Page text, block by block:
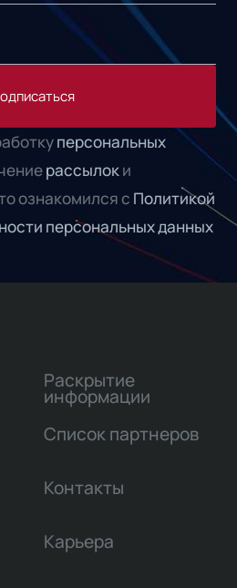
персональных
рассылоки
ознакомился с Политикой
персональных данных
Раскрытие
информации
Список партнеров
Контакты
Карьера